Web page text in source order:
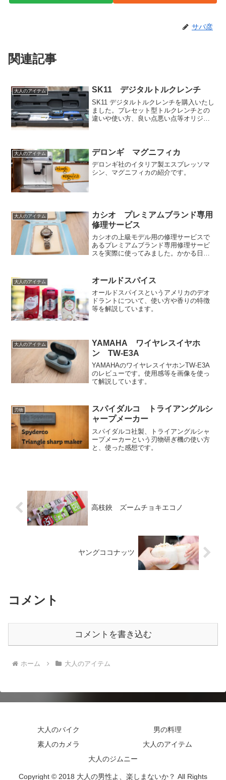
サバ彦
関連記事
大人のアイテム SK11 デジタルトルクレンチ
SK11 デジタルトルクレンチを購入いたし
ました。プレセット型トルクレンチとの
違いや使い方、良い点悪い点等オリジナ
大人のアイテム デロンギ マグニフィカ
デロンギ社のイタリア製エスプレッソマ
シン、マグニフィカの紹介です。
大人のアイテム
カシオ プレミアムブランド専用
修理サービス
カシオの上級モデル用の修理サービスで
あるプレミアムブランド専用修理サービ
スを実際に使ってみました。かかる日数
大人のアイテム オールドスパイス
オールドスパイスというアメリカのデオ
ドラントについて、使い方や香りの特徴
等を解説しています。
大人のアイテム
YAMAHA ワイヤレスイヤホ
ン TW-E3A
YAMAHAのワイヤレスイヤホンTW-E3A
のレビューです。使用感等を画像を使っ
て解説しています。
刃物
スパイダルコ トライアングルシ
ャープメーカー
スパイダルコ社製、トライアングルシャ
ープメーカーという刃物研ぎ機の使い方
と、使った感想です。
高枝鋏 ズームチョキエコノ
ヤングココナッツ
コメント
コメントを書き込む
ホーム 大人のアイテム
大人のバイク
男の料理
素人のカメラ
大人のアイテム
大人のジムニー
Copyright © 2018 大人の男性よ、楽しまないか？ All Rights